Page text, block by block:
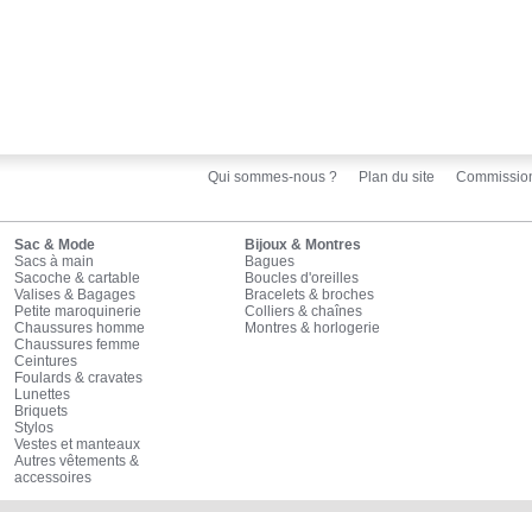
Qui sommes-nous ? Plan du site
Sac & Mode
Sacs à main
Sacoche & cartable
Valises & Bagages
Petite maroquinerie
Chaussures homme
Chaussures femme
Ceintures
Foulards & cravates
Lunettes
Briquets
Stylos
Vestes et manteaux
Autres vêtements &
accessoires
Bijoux & Montres
Bagues
Boucles d'oreilles
Bracelets & broches
Colliers & chaînes
Montres & horlogerie